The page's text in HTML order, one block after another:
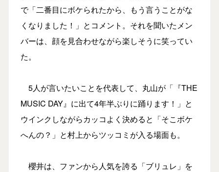
で「二番目にボケられたから、もう言うことがな
くなりました！」とコメント。それを聞いたメン
バーは、顔を見合わせながら楽しそうに笑ってい
た。
5人が言いたいことを代表して、丸山が「『THE
MUSIC DAY』に出て4年半ぶりに踊ります！」と
ウインクしながらカッコよく決めると「そこボケ
へんの？」と村上からツッコミが入る場面も。
櫻井は、ファンから人気を誇る「ブリュレ」を